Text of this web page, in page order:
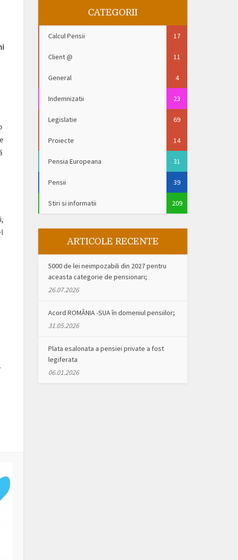
CATEGORII
Calcul Pensii 17
Client @ 11
General 4
Indemnizatii 23
Legislatie 69
Proiecte 14
Pensia Europeana 31
Pensii 39
Stiri si informatii 209
ARTICOLE RECENTE
5000 de lei neimpozabili din 2027 pentru
aceasta categorie de pensionari;
26.07.2026
Acord ROMÂNIA -SUA în domeniul pensiilor;
31.05.2026
Plata esalonata a pensiei private a fost
legiferata
06.01.2026